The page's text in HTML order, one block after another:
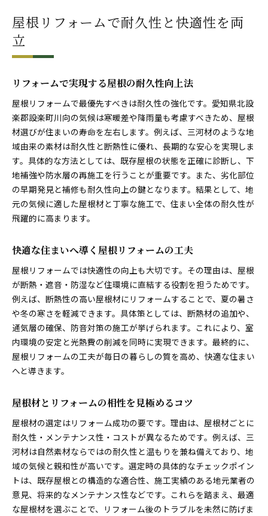
リフォームに適した屋根材の見極め方
リフォーム成功の鍵となる屋根材比較ポイント
屋根リフォームで重視すべき素材の特徴
地域特有の気候に強い屋根材とは何か
リフォームで選ぶべき気候対応型屋根材
地域の気象に適した屋根材リフォームの極意
台風や積雪に強いリフォーム屋根材の選び方
気候に負けない屋根材のリフォーム実例紹介
リフォーム時に知っておきたい気候対策法
耐候性を高める屋根材リフォームのポイント
リフォーム費用を賢く抑える実用テクニック
屋根材選びで得するリフォーム費用削減術
予算内で理想を叶えるリフォームのコツ
リフォーム費用の内訳と節約ポイント解説
無駄を省くリフォーム費用管理の基本
費用対効果を高めるリフォームの進め方
屋根リフォームの補助金活用術を解説
リフォームで使える補助金の最新情報
補助金を賢く活用するリフォーム手順
リフォーム費用を抑える補助金活用法解説
屋根材リフォームと補助金の相性を知る
補助金活用で実現する賢いリフォーム術
信頼できる地元業者と賢く付き合う方法
リフォーム業者選びで失敗しないチェック法
信頼重視で選ぶリフォーム業者の特徴
屋根リフォームで耐久性と快適性を両
立
リフォームで実現する屋根の耐久性向上法
屋根リフォームで最優先すべきは耐久性の強化です。愛知県北設
楽郡設楽町川向の気候は寒暖差や降雨量も考慮すべきため、屋根
材選びが住まいの寿命を左右します。例えば、三河材のような地
域由来の素材は耐久性と断熱性に優れ、長期的な安心を実現しま
す。具体的な方法としては、既存屋根の状態を正確に診断し、下
地補強や防水層の再施工を行うことが重要です。また、劣化部位
の早期発見と補修も耐久性向上の鍵となります。結果として、地
元の気候に適した屋根材と丁寧な施工で、住まい全体の耐久性が
飛躍的に高まります。
快適な住まいへ導く屋根リフォームの工夫
屋根リフォームでは快適性の向上も大切です。その理由は、屋根
が断熱・遮音・防湿など住環境に直結する役割を担うためです。
例えば、断熱性の高い屋根材にリフォームすることで、夏の暑さ
や冬の寒さを軽減できます。具体策としては、断熱材の追加や、
通気層の確保、防音対策の施工が挙げられます。これにより、室
内環境の安定と光熱費の削減を同時に実現できます。最終的に、
屋根リフォームの工夫が毎日の暮らしの質を高め、快適な住まい
へと導きます。
屋根材とリフォームの相性を見極めるコツ
屋根材の選定はリフォーム成功の要です。理由は、屋根材ごとに
耐久性・メンテナンス性・コストが異なるためです。例えば、三
河材は自然素材ならではの耐久性と温もりを兼ね備えており、地
域の気候と親和性が高いです。選定時の具体的なチェックポイン
トは、既存屋根との構造的な適合性、施工実績のある地元業者の
意見、将来的なメンテナンス性などです。これらを踏まえ、最適
な屋根材を選ぶことで、リフォーム後のトラブルを未然に防げま